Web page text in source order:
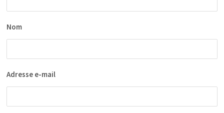
Nom
Adresse e-mail